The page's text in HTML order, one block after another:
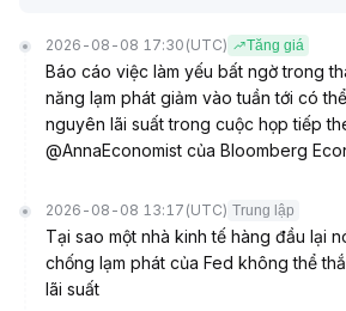
2026-08-08 17:30 (UTC) Tăng giá
Báo cáo việc làm yếu bất ngờ trong
năng lạm phát giảm vào tuần tới có
nguyên lãi suất trong cuộc họp tiếp
@AnnaEconomist của Bloomberg
2026-08-08 13:17 (UTC) Trung lập
Tại sao một nhà kinh tế hàng đầu lại
chống lạm phát của Fed không thể
lãi suất